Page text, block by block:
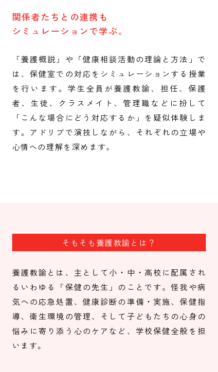
関係者たちとの連携も
シミュレーションで学ぶ。
「養護概説」や「健康相談活動の理論と方法」で
は、保健室での対応をシミュレーションする授業
を行います。学生全員が養護教諭、担任、保護
者、生徒、クラスメイト、管理職などに扮して
「こんな場合にどう対応するか」を疑似体験しま
す。アドリブで演技しながら、それぞれの立場や
心情への理解を深めます。
そもそも養護教諭とは？
養護教諭とは、主として小・中・高校に配属され
るいわゆる「保健の先生」のことです。怪我や病
気への応急処置、健康診断の準備・実施、保健指
導、衛生環境の管理、そして子どもたちの心身の
悩みに寄り添う心のケアなど、学校保健全般を担
います。